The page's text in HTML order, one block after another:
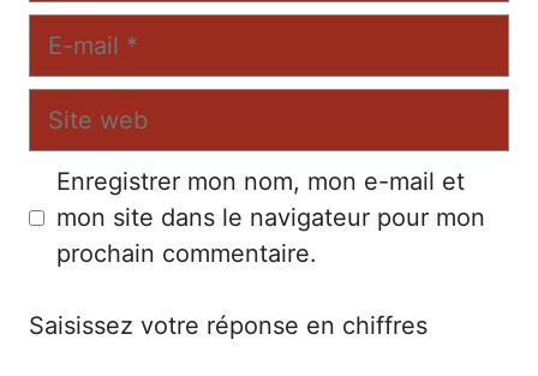
E-
Site
Enregistrer mon nom, mon e-mail et
mon site dans le navigateur pour mon
prochain commentaire.
Saisissez votre réponse en chiffres